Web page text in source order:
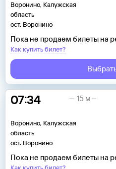
Воронино, Калужская
область
ост. Воронино
Пока не продаем билеты на
Как купить билет?
07:34
Воронино, Калужская
область
ост. Воронино
15 м
Пока не продаем билеты на